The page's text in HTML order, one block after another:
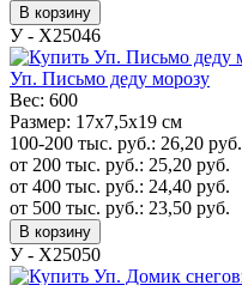
В корзину
У - Х25046
Уп. Письмо деду морозу
Вес: 600
Размер: 17x7,5x19 см
100-200 тыс. руб.: 26,20 руб.
от 200 тыс. руб.: 25,20 руб.
от 400 тыс. руб.: 24,40 руб.
от 500 тыс. руб.: 23,50 руб.
В корзину
У - Х25050